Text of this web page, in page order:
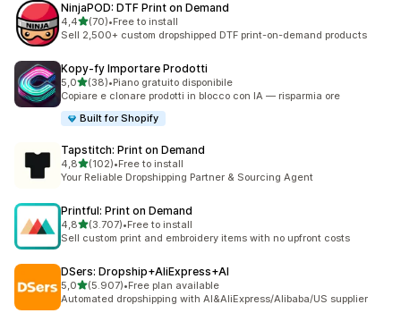
NinjaPOD: DTF Print on Demand
4,4stelle su 5
(70)
70 recensioni totali
•Free to install
Sell 2,500+ custom dropshipped DTF print-on-demand products
Kopy‑fy Importare Prodotti
5,0stelle su 5
(38)
38 recensioni totali
•Piano gratuito disponibile
Copiare e clonare prodotti in blocco con IA — risparmia ore
Built for Shopify
Tapstitch: Print on Demand
4,8stelle su 5
(102)
102 recensioni totali
•Free to install
Your Reliable Dropshipping Partner & Sourcing Agent
Printful: Print on Demand
4,8stelle su 5
(3.707)
3707 recensioni totali
•Free to install
Sell custom print and embroidery items with no upfront costs
DSers: Dropship+AliExpress+AI
5,0stelle su 5
(5.907)
5907 recensioni totali
•Free plan available
Automated dropshipping with AI&AliExpress/Alibaba/US supplier